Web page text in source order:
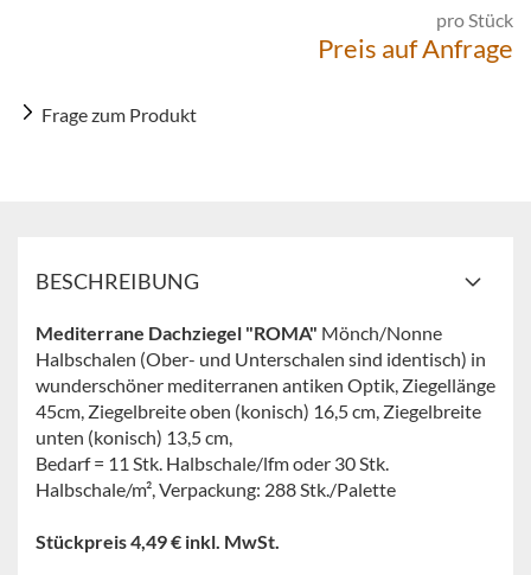
pro Stück
Preis auf Anfrage
Frage zum Produkt
BESCHREIBUNG
Mediterrane Dachziegel "ROMA" Mönch/Nonne
Halbschalen (Ober- und Unterschalen sind identisch) in
wunderschöner mediterranen antiken Optik, Ziegellänge
45cm, Ziegelbreite oben (konisch) 16,5 cm, Ziegelbreite
unten (konisch) 13,5 cm,
Bedarf = 11 Stk. Halbschale/lfm oder 30 Stk.
Halbschale/m², Verpackung: 288 Stk./Palette
Stückpreis 4,49 € inkl. MwSt.